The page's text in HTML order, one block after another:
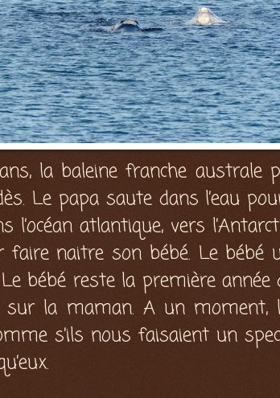
la baleine franche australe
Le papa saute dans l’eau
l’océan atlantique, vers
naitre son bébé. Le
bébé reste la première
la maman. A un moment,
s’ils nous faisaient un